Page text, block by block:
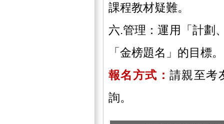
課程教材疑難。
六.管理：運用「計劃
「金榜題名」的目標。
報名方式：請親至考
詢。